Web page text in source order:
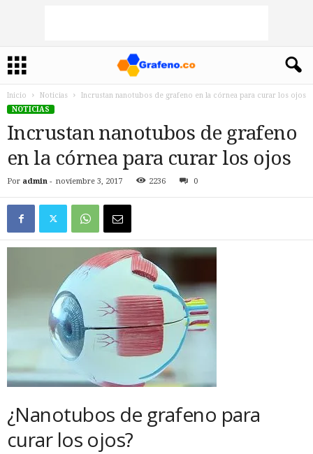
Inicio Noticias
Incrustan nanotubos de grafeno en la córnea para curar los ojos
NOTICIAS
Incrustan nanotubos de grafeno
en la córnea para curar los ojos
Por admin - noviembre 3, 2017 2236 0
¿Nanotubos de grafeno para
curar los ojos?